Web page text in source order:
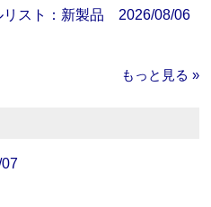
リスト：新製品 2026/08/06
もっと見る »